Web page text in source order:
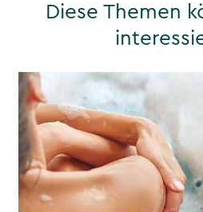
Diese Themen